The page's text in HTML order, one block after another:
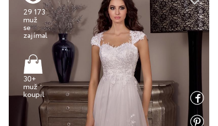
29 173
muž
se
zajímal
30+
muž
koupil